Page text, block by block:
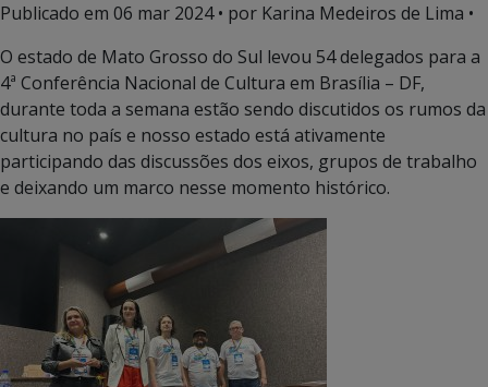
Publicado em 06 mar 2024• por Karina Medeiros de Lima •
O estado de Mato Grosso do Sul levou 54 delegados para a
4ª Conferência Nacional de Cultura em Brasília – DF,
durante toda a semana estão sendo discutidos os rumos da
cultura no país e nosso estado está ativamente
participando das discussões dos eixos, grupos de trabalho
e deixando um marco nesse momento histórico.